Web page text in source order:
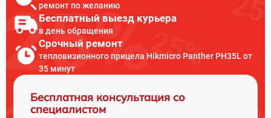
ремонт по желанию
Бесплатный выезд курьера
в день обращения
Срочный ремонт
тепловизионного прицела Hikmicro Panther PH35L от
35 минут
Бесплатная консультация со
специалистом